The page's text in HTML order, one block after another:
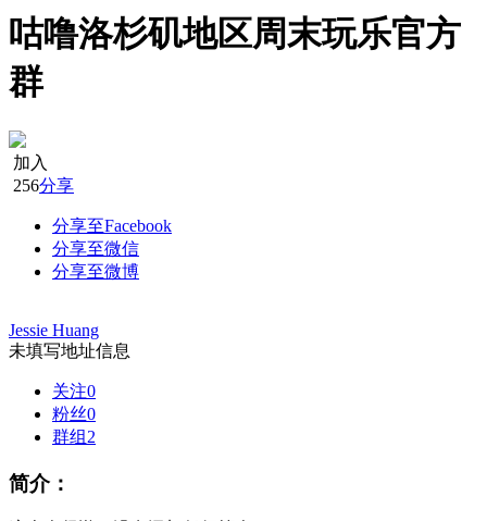
咕噜洛杉矶地区周末玩乐官方
群
加入
256分享
分享至Facebook
分享至微信
分享至微博
Jessie Huang
未填写地址信息
关注0
粉丝0
群组 2
简介：